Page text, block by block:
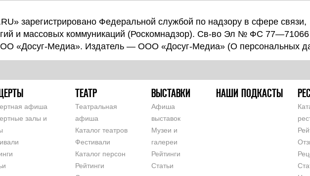
зарегистрировано Федеральной службой по надзору в сфере связи,
и массовых коммуникаций (Роскомнадзор). Св-во Эл № ФС 77—71066
«Досуг-Медиа». Издатель — ООО «Досуг-Медиа» (О персональных
афиша
залы и
ТЕАТР
Театральная
афиша
Каталог театров
Фестивали
Каталог персон
Рейтинги
ВЫСТАВКИ
Афиша
выставок
Музеи и
галереи
Рейтинги
Статьи
НАШИ ПОДКАСТЫ